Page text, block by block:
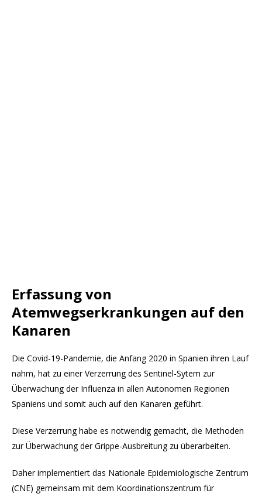
Erfassung von
Atemwegserkrankungen auf den
Kanaren
Die Covid-19-Pandemie, die Anfang 2020 in Spanien ihren Lauf
nahm, hat zu einer Verzerrung des Sentinel-Sytem zur
Überwachung der Influenza in allen Autonomen Regionen
Spaniens und somit auch auf den Kanaren geführt.
Diese Verzerrung habe es notwendig gemacht, die Methoden
zur Überwachung der Grippe-Ausbreitung zu überarbeiten.
Daher implementiert das Nationale Epidemiologische Zentrum
(CNE) gemeinsam mit dem Koordinationszentrum für